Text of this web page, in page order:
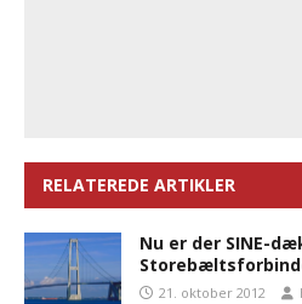
RELATEREDE ARTIKLER
Nu er der SINE-
21. oktober 2012